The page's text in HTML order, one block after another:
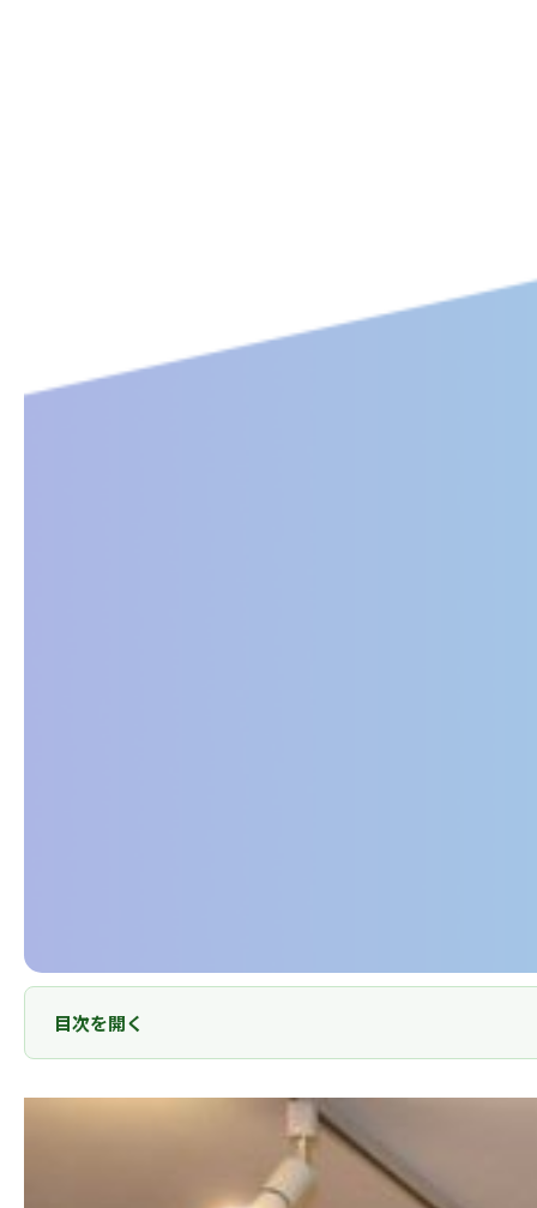
目次を開く